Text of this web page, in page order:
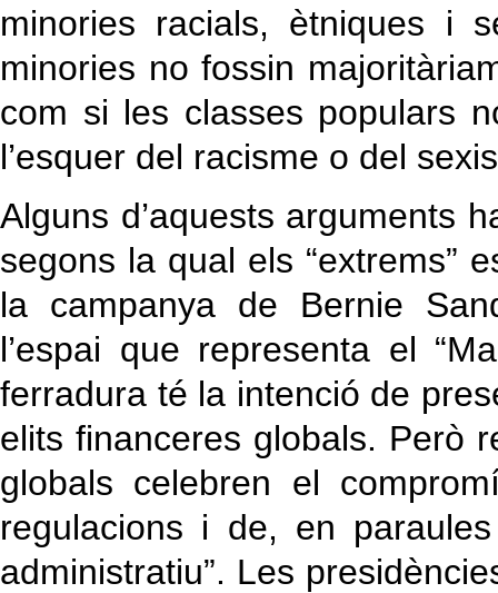
minories racials, ètniques i
minories no fossin
com si les classes populars
l’esquer del racisme o del
Alguns d’aquests arguments
segons la qual els “extrems”
la campanya de Bernie
l’espai que representa el
ferradura té la intenció de
elits financeres globals. Però
globals celebren el
regulacions i de, en
administratiu”. Les